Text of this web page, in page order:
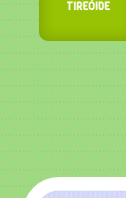
TIREÓIDE